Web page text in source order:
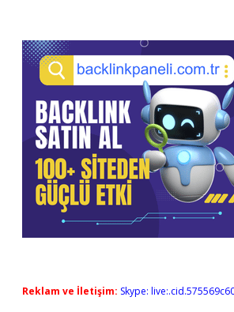
Reklam ve İletişim: Skype: